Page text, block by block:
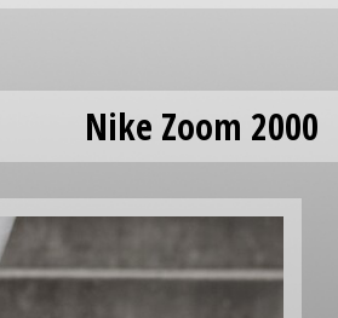
Nike Zoom 2000